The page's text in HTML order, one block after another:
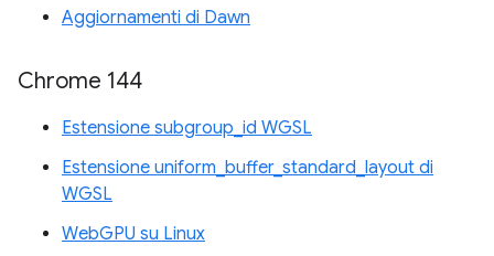
Aggiornamenti di Dawn
Chrome 144
Estensione subgroup_id WGSL
Estensione uniform_buffer_standard_layout di
WGSL
WebGPU su Linux